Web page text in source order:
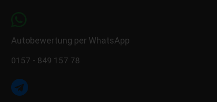
Autobewertung per WhatsApp
0157 - 849 157 78